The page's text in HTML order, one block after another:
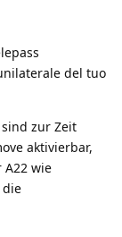
del tuo
zur Zeit
aktivierbar,
wie
die